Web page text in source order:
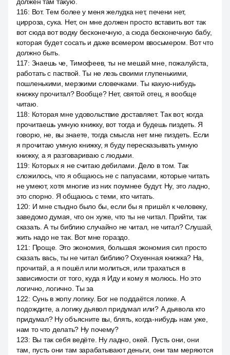
116: Вот. Тем более у меня желудка нет, печени нет,
цирроза, сука. Нет, он мне должен просто вставить вот так
вот сюда вот водку бесконечную, а сюда бесконечную бабу,
которая будет сосать и даже всемером ввосьмером. Вот что
должно быть.
117: Знаешь че, Тимофеев, ты не мешай мне, пожалуйста,
работать с паствой. Ты не лезь своими глупенькими,
пошленькими, мерзкими словечками. Ты какую-нибудь
книжку прочитал? Вообще? Нет, святой отец, я вообще
читаю.
118: Которая мне удовольствие доставляет. Так вот, когда
прочитаешь умную книжку, вот тогда и будешь пиздеть. Я
говорю, не, вы знаете, тогда смысла нет мне пиздеть. Если
я прочитаю умную книжку, я буду пересказывать умную
книжку, а я разговариваю с людьми.
119: Которых я не считаю дебилами. Дело в том. Так
сложилось, что я общаюсь не с папуасами, которые читать
не умеют, хотя многие из них поумнее будут. Ну, это ладно,
это спорно. Я общаюсь с теми, кто читать.
120: И мне стыдно было бы, если бы я пришёл к человеку,
заведомо думая, что он хуже, что ты не читал. Прийти, так
сказать. А ты библию случайно не читал, не читал? Слушай,
жить надо не так. Вот мне гораздо.
121 : Проще. Это экономия, большая экономия сил просто
сказать вась, ты не читал библию? Охуенная книжка? На,
прочитай, а я пошёл или молиться, или трахаться в
зависимости от того, куда я Иду и кому я молюсь. Но это
логично, логично. Ты за
122: Сунь в жопу логику. Бог не поддаётся логике. А
подождите, а логику дьявол придумал или? А дьявола кто
придумал? Ну объясните вы, блять, когда-нибудь нам уже,
нам то что делать? Ну почему?
123: Вы так себя ведёте. Ну ладно, окей. Пусть они, они
там, пусть они там зарабатывают деньги, они там меряются